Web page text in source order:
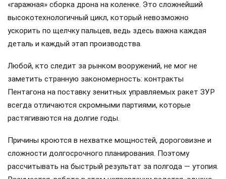
«гаражная» сборка дрона на коленке. Это сложнейший
высокотехнологичный цикл, который невозможно
ускорить по щелчку пальцев, ведь здесь важна каждая
деталь и каждый этап производства.
Любой, кто следит за рынком вооружений, не мог не
заметить странную закономерность: контракты
Пентагона на поставку зенитных управляемых ракет ЗУР
всегда отличаются скромными партиями, которые
растягиваются на долгие годы.
Причины кроются в нехватке мощностей, дороговизне и
сложности долгосрочного планирования. Поэтому
рассчитывать на быстрый результат за полгода — утопия.